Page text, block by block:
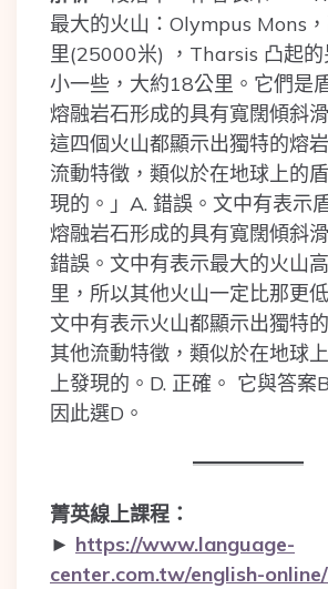
最大的火山：Olympus Mons
里(25000米) ，Tharsis 凸起的
小一些，大約18公里。它們是
熔融岩石形成的具有寬闊傾斜
這四個火山都顯示出獨特的熔
流動特徵，類似於在地球上的
現的。」A. 錯誤。文中有表示
熔融岩石形成的具有寬闊傾斜
錯誤。文中有表示最大的火山
里，所以其他火山一定比那更
文中有表示火山都顯示出獨特
其他流動特徵，類似於在地球
上發現的。D. 正確。 它與答案
因此選D。
菁英線上課程：
► https://www.language-
center.com.tw/english-